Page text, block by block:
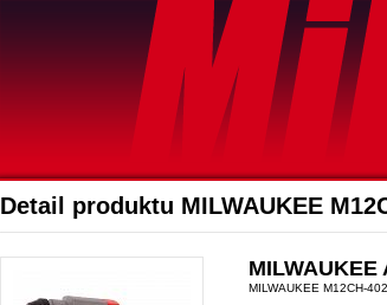
Detail produktu MILWAUKEE
MILWAUKEE M12CH-